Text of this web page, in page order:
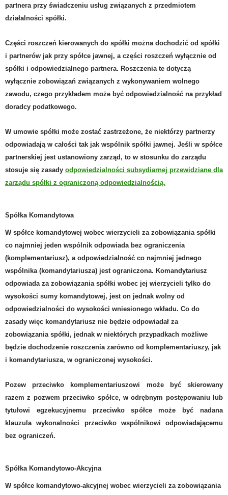
partnera przy świadczeniu usług związanych z przedmiotem
działalności spółki.
Części roszczeń kierowanych do spółki można dochodzić od spółki
i partnerów jak przy spółce jawnej, a części roszczeń wyłącznie od
spółki i odpowiedzialnego partnera. Roszczenia te dotyczą
wyłącznie zobowiązań związanych z wykonywaniem wolnego
zawodu, czego przykładem może być odpowiedzialność na przykład
doradcy podatkowego.
W umowie spółki może zostać zastrzeżone, że niektórzy partnerzy
odpowiadają w całości tak jak wspólnik spółki jawnej. Jeśli w spółce
partnerskiej jest ustanowiony zarząd, to w stosunku do zarządu
stosuje się zasady odpowiedzialności subsydiarnej przewidziane dla
zarządu spółki z ograniczoną odpowiedzialnością.
Spółka Komandytowa
W spółce komandytowej wobec wierzycieli za zobowiązania spółki
co najmniej jeden wspólnik odpowiada bez ograniczenia
(komplementariusz), a odpowiedzialność co najmniej jednego
wspólnika (komandytariusza) jest ograniczona. Komandytariusz
odpowiada za zobowiązania spółki wobec jej wierzycieli tylko do
wysokości sumy komandytowej, jest on jednak wolny od
odpowiedzialności do wysokości wniesionego wkładu. Co do
zasady więc komandytariusz nie będzie odpowiadał za
zobowiązania spółki, jednak w niektórych przypadkach możliwe
będzie dochodzenie roszczenia zarówno od komplementariuszy, jak
i komandytariusza, w ograniczonej wysokości.
Pozew przeciwko komplementariuszowi może być skierowany
razem z pozwem przeciwko spółce, w odrębnym postępowaniu lub
tytułowi egzekucyjnemu przeciwko spółce może być nadana
klauzula wykonalności przeciwko wspólnikowi odpowiadającemu
bez ograniczeń.
Spółka Komandytowo-Akcyjna
W spółce komandytowo-akcyjnej wobec wierzycieli za zobowiązania